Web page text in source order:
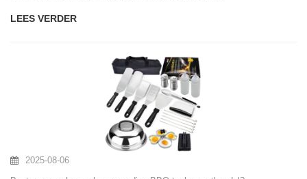
LEES VERDER
2025-08-06